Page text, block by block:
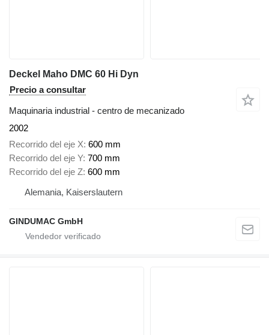
Deckel Maho DMC 60 Hi Dyn
Precio a consultar
Maquinaria industrial - centro de mecanizado
2002
Recorrido del eje X 600 mm
Recorrido del eje Y 700 mm
Recorrido del eje Z 600 mm
Alemania, Kaiserslautern
GINDUMAC GmbH